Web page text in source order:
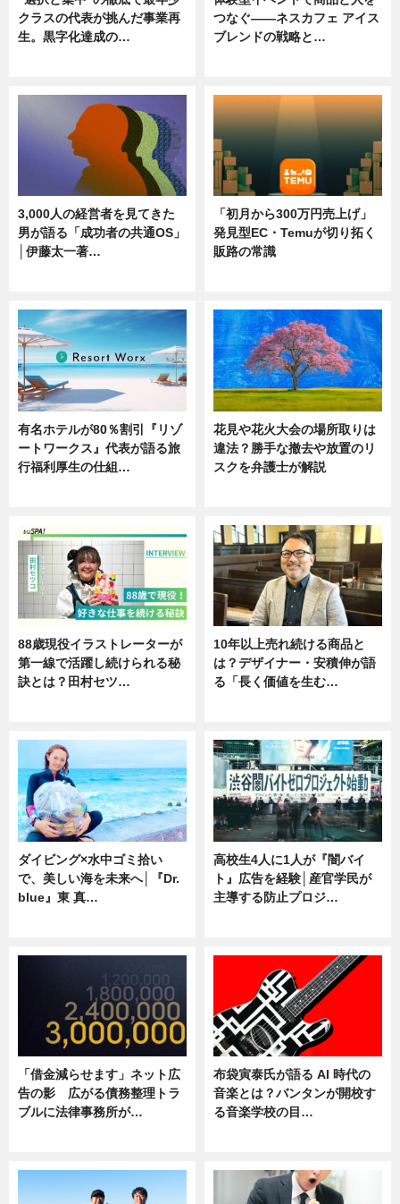
クラスの代表が挑んだ事業再
生。黒字化達成の…
つなぐ――ネスカフェ アイス
ブレンドの戦略と…
3,000人の経営者を見てきた
男が語る「成功者の共通OS」
│伊藤太一著…
「初月から300万円売上げ」
発見型EC・Temuが切り拓く
販路の常識
有名ホテルが80％割引『リゾ
ートワークス』代表が語る旅
行福利厚生の仕組…
花見や花火大会の場所取りは
違法？勝手な撤去や放置のリ
スクを弁護士が解説
88歳現役イラストレーターが
第一線で活躍し続けられる秘
訣とは？田村セツ…
10年以上売れ続ける商品と
は？デザイナー・安積伸が語
る「長く価値を生む…
ダイビング×水中ゴミ拾い
で、美しい海を未来へ│『Dr.
blue』東 真…
高校生4人に1人が『闇バイ
ト』広告を経験│産官学民が
主導する防止プロジ…
「借金減らせます」ネット広
告の影 広がる債務整理トラ
ブルに法律事務所が…
布袋寅泰氏が語る AI 時代の
音楽とは？バンタンが開校す
る音楽学校の目…